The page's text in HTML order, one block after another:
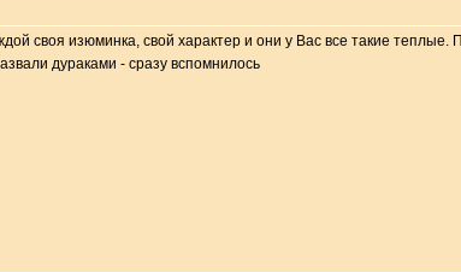
своя изюминка, свой характер и они у Вас все такие
дураками - сразу вспомнилось